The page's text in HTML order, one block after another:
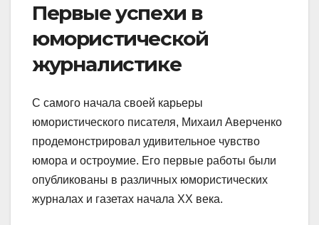
Первые успехи в
юмористической
журналистике
С самого начала своей карьеры
юмористического писателя, Михаил Аверченко
продемонстрировал удивительное чувство
юмора и остроумие. Его первые работы были
опубликованы в различных юмористических
журналах и газетах начала ХХ века.